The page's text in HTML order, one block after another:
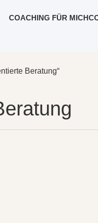
COACHING FÜR MICH
Beratung“